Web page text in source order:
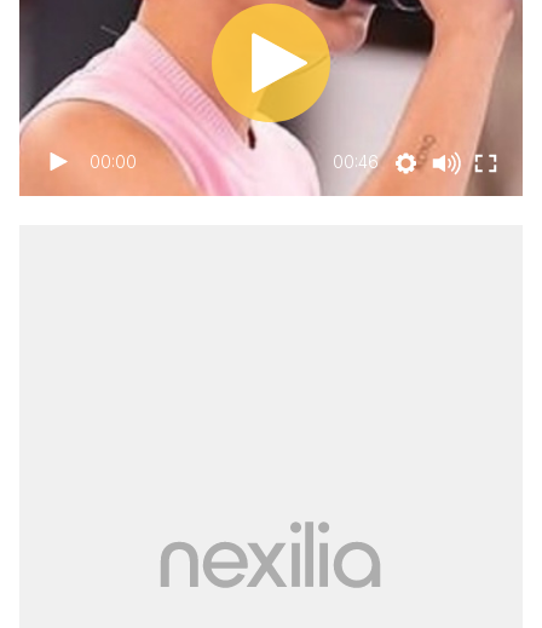
00:00 00:46